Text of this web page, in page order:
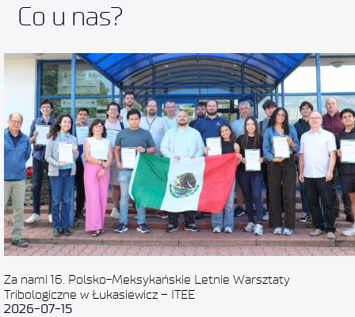
Co u nas?
Za nami 16. Polsko-Meksykańskie Letnie Warsztaty
Tribologiczne w Łukasiewicz – ITEE
2026-07-15